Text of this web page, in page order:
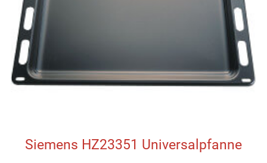
Siemens HZ23351 Universalpfanne